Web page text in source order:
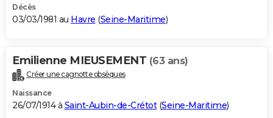
Décès
03/03/1981 au Havre (Seine-Maritime)
Emilienne MIEUSEMENT (63 ans)
Créer une cagnotte obsèques
Naissance
26/07/1914 à Saint-Aubin-de-Crétot(Seine-Maritime)